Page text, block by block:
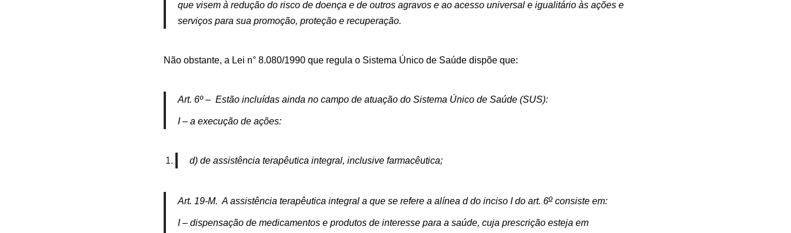
que visem à redução do risco de doença e de outros agravos e ao acesso universal e igualitário às ações e
serviços para sua promoção, proteção e recuperação.
Não obstante, a Lei n° 8.080/1990 que regula o Sistema Único de Saúde dispõe que:
Art. 6º – Estão incluídas ainda no campo de atuação do Sistema Único de Saúde (SUS):
I – a execução de ações:
d) de assistência terapêutica integral, inclusive farmacêutica;
Art. 19-M. A assistência terapêutica integral a que se refere a alínea d do inciso I do art. 6oconsiste em:
I – dispensação de medicamentos e produtos de interesse para a saúde, cuja prescrição esteja em